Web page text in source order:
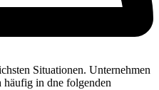
Situationen. Unternehmen
häufig in dne folgenden